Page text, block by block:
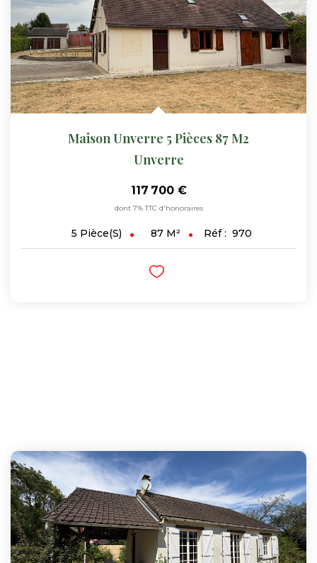
Maison Unverre 5 Pièces 87 M2
Unverre
117 700 €
dont 7% TTC d'honoraires
5 Pièce(s) 87 M² Réf : 970